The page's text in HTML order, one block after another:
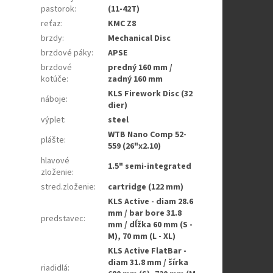
pastorok:
(11-42T)
reťaz:
KMC Z8
brzdy:
Mechanical Disc
brzdové páky:
APSE
brzdové
kotúče:
predný 160 mm /
zadný 160 mm
náboje:
KLS Firework Disc (32
dier)
výplet:
steel
plášte:
WTB Nano Comp 52-
559 (26"x2.10)
hlavové
zloženie:
1.5" semi-integrated
stred.zloženie: cartridge (122 mm)
predstavec:
KLS Active - diam 28.6
mm / bar bore 31.8
mm / dĺžka 60 mm (S -
M), 70 mm (L - XL)
riadidlá:
KLS Active FlatBar -
diam 31.8 mm / šírka